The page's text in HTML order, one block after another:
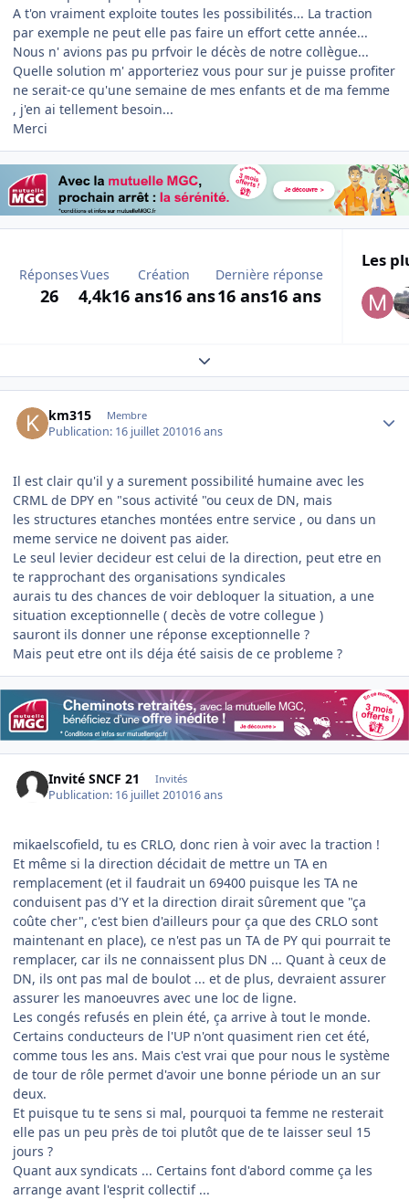
A t'on vraiment exploite toutes les possibilités... La traction
par exemple ne peut elle pas faire un effort cette année...
Nous n' avions pas pu prfvoir le décès de notre collègue...
Quelle solution m' apporteriez vous pour sur je puisse profiter
ne serait-ce qu'une semaine de mes enfants et de ma femme
, j'en ai tellement besoin...
Merci
Réponses
26
Vues
4,4k
Création
16 ans16 ans
Dernière réponse
16 ans16 ans
Les
Expand topic overview
km315 Membre
Publication: 16 juillet 201016 ans
Il est clair qu'il y a surement possibilité humaine avec les
CRML de DPY en "sous activité "ou ceux de DN, mais
les structures etanches montées entre service , ou dans un
meme service ne doivent pas aider.
Le seul levier decideur est celui de la direction, peut etre en
te rapprochant des organisations syndicales
aurais tu des chances de voir debloquer la situation, a une
situation exceptionnelle ( decès de votre collegue )
sauront ils donner une réponse exceptionnelle ?
Mais peut etre ont ils déja été saisis de ce probleme ?
Invité SNCF 21 Invités
Publication: 16 juillet 201016 ans
mikaelscofield, tu es CRLO, donc rien à voir avec la traction !
Et même si la direction décidait de mettre un TA en
remplacement (et il faudrait un 69400 puisque les TA ne
conduisent pas d'Y et la direction dirait sûrement que "ça
coûte cher", c'est bien d'ailleurs pour ça que des CRLO sont
maintenant en place), ce n'est pas un TA de PY qui pourrait te
remplacer, car ils ne connaissent plus DN ... Quant à ceux de
DN, ils ont pas mal de boulot ... et de plus, devraient assurer
assurer les manoeuvres avec une loc de ligne.
Les congés refusés en plein été, ça arrive à tout le monde.
Certains conducteurs de l'UP n'ont quasiment rien cet été,
comme tous les ans. Mais c'est vrai que pour nous le système
de tour de rôle permet d'avoir une bonne période un an sur
deux.
Et puisque tu te sens si mal, pourquoi ta femme ne resterait
elle pas un peu près de toi plutôt que de te laisser seul 15
jours ?
Quant aux syndicats ... Certains font d'abord comme ça les
arrange avant l'esprit collectif ...